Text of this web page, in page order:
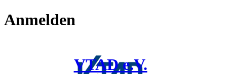
Anmelden
VTAD e.V.